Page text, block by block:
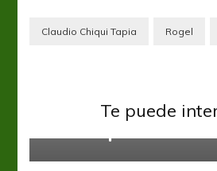
Claudio Chiqui Tapia Rogel
Te puede
Boca Juniors